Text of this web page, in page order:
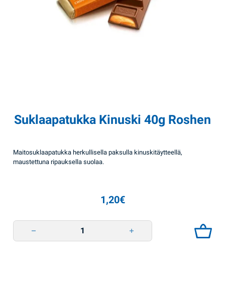
Suklaapatukka Kinuski 40g Roshen
Maitosuklaapatukka herkullisella paksulla kinuskitäytteellä,
maustettuna ripauksella suolaa.
1,20€